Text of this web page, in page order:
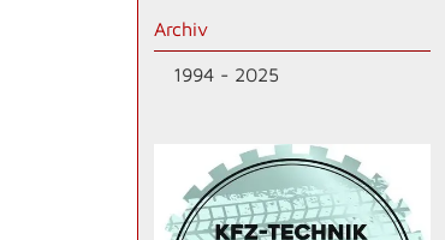
Archiv
1994 - 2025